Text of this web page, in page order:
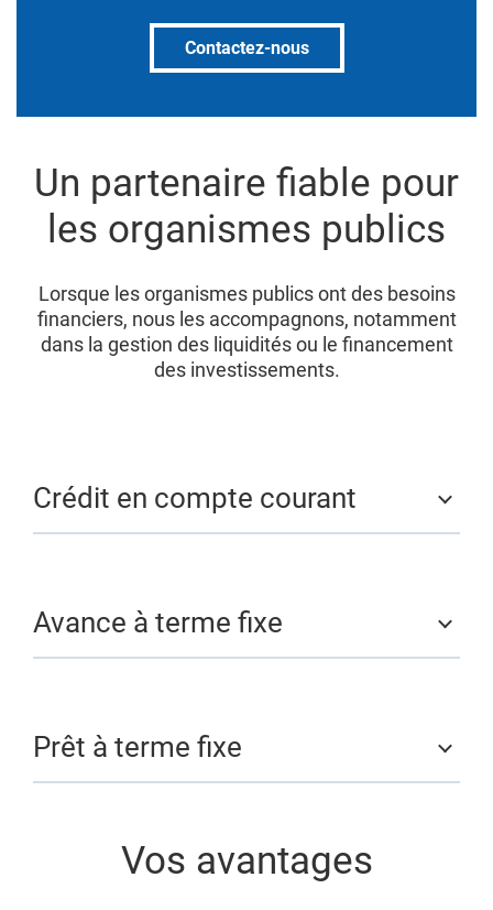
Contactez-nous
Un partenaire fiable pour
les organismes publics
Lorsque les organismes publics ont des besoins
financiers, nous les accompagnons, notamment
dans la gestion des liquidités ou le financement
des investissements.
Crédit en compte courant
Avance à terme fixe
Prêt à terme fixe
Vos avantages